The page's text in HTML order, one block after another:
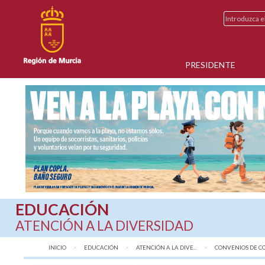
PRESIDENTE
EDUCACIÓN
ATENCIÓN A LA DIVERSIDAD
INICIO EDUCACIÓN ATENCIÓN A LA DIVE... CONVENIOS DE